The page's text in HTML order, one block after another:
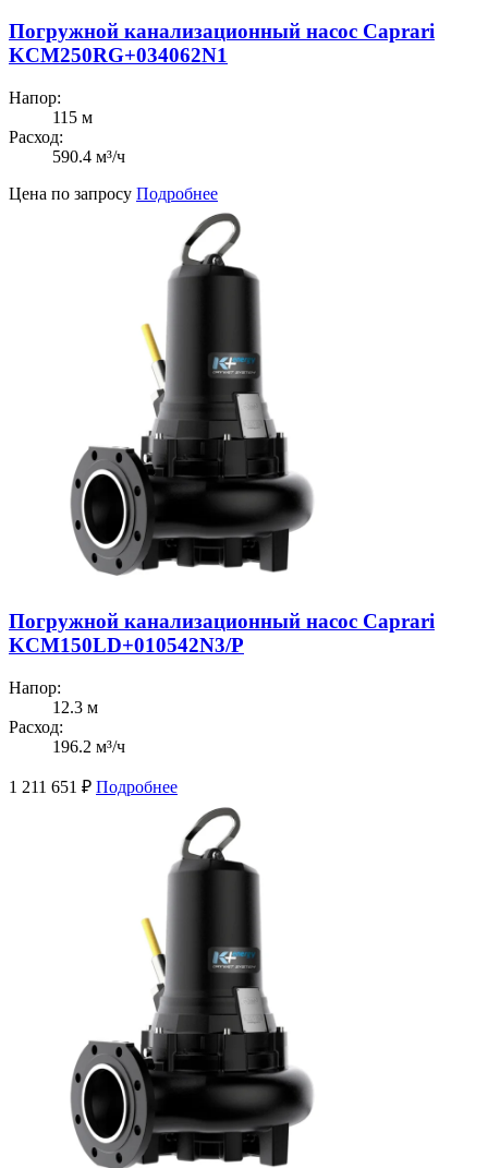
Погружной канализационный насос Caprari
KCM250RG+034062N1
Напор:
115 м
Расход:
590.4 м³/ч
Цена по запросу Подробнее
Погружной канализационный насос Caprari
KCM150LD+010542N3/P
Напор:
12.3 м
Расход:
196.2 м³/ч
1 211 651 ₽ Подробнее